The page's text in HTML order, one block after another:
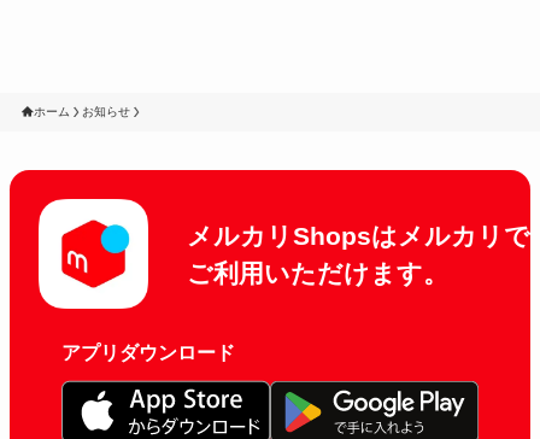
ホーム お知らせ
メルカリShopsはメルカリで
ご利用いただけます。
アプリダウンロード